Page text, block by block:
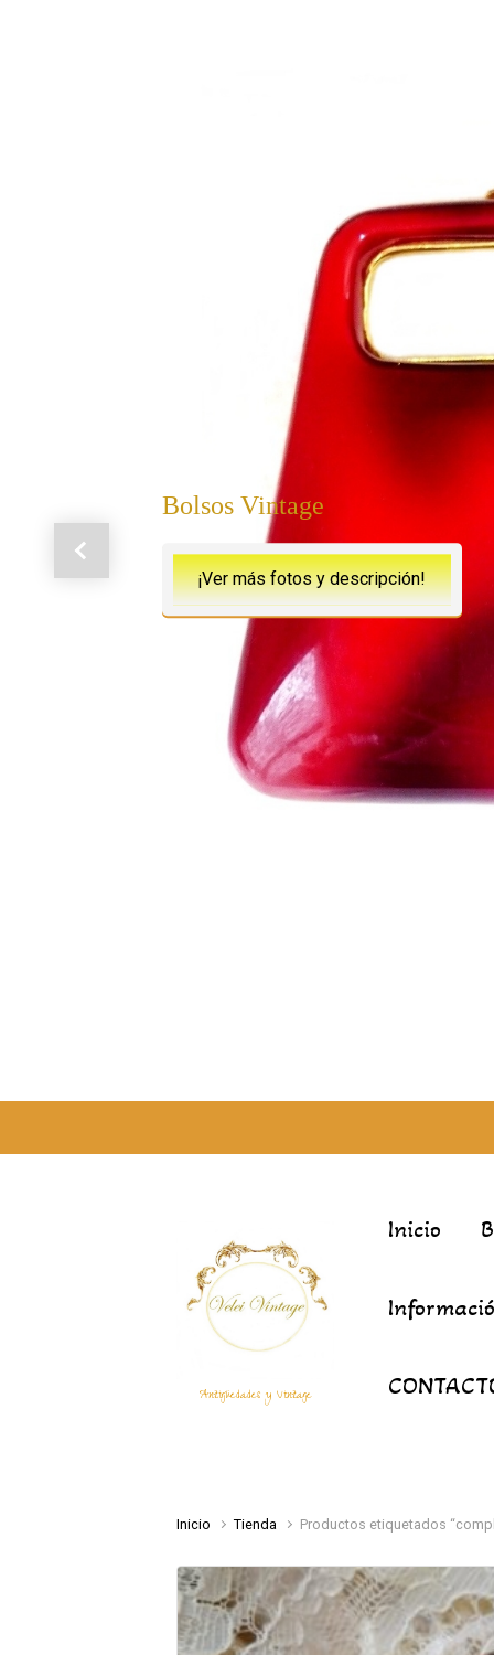
Bolsos Vintage
¡Ver más fotos y descripción!
Anterior
Antigüedades y Vintage
Inicio
Inicio Tienda Productos etiquetados